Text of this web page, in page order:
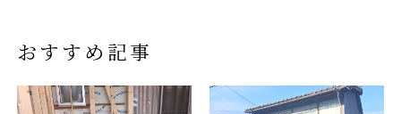
おすすめ記事